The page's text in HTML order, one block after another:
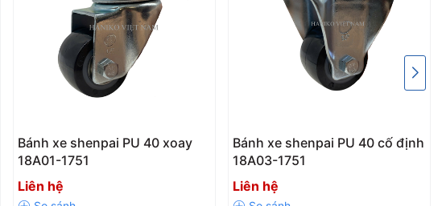
Bánh xe shenpai PU 40 xoay
18A01-1751
Liên hệ
Bánh xe shenpai PU 40 cố định
18A03-1751
Liên hệ